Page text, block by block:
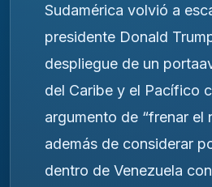
Sudamérica volvió a
presidente Donald
despliegue de un
del Caribe y el Pacífico
argumento de “frenar el
además de considerar
dentro de Venezuela